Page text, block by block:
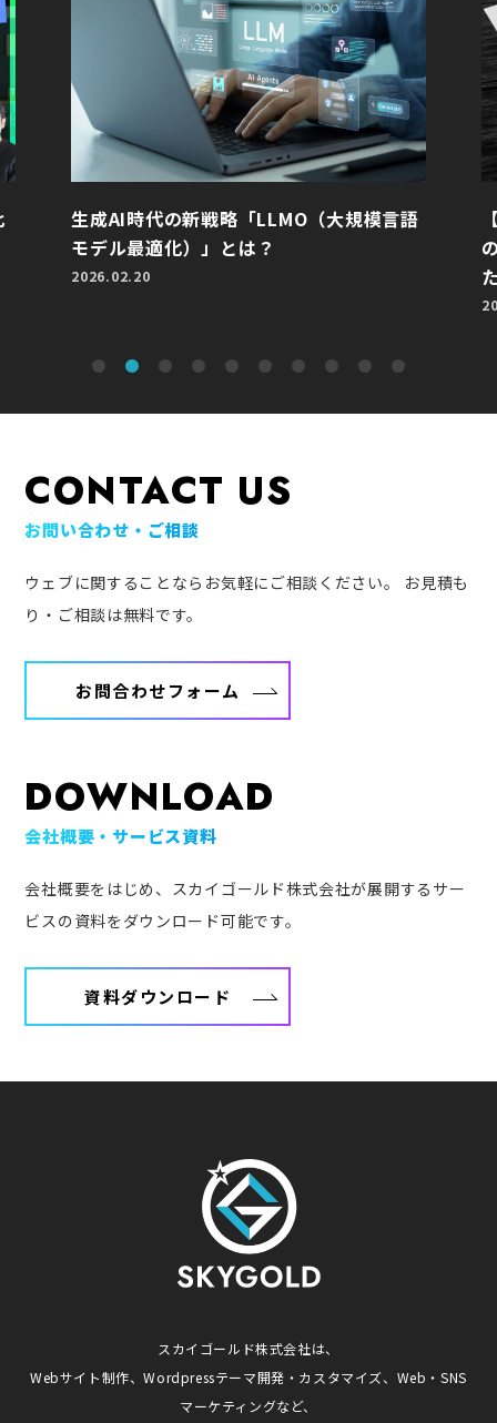
生成AI時代の新戦略「LLMO（大規模言語
モデル最適化）」とは？
2026.02.20
CONTACT US
お問い合わせ・ご相談
ウェブに関することならお気軽にご相談ください。
お見積も
り・ご相談は無料です。
お問合わせフォーム
DOWNLOAD
会社概要・サービス資料
会社概要をはじめ、スカイゴールド株式会社が展開するサー
ビスの資料をダウンロード可能です。
資料ダウンロード
スカイゴールド株式会社は、
Webサイト制作、Wordpressテーマ開発・カスタマイズ、Web・SNS
マーケティングなど、